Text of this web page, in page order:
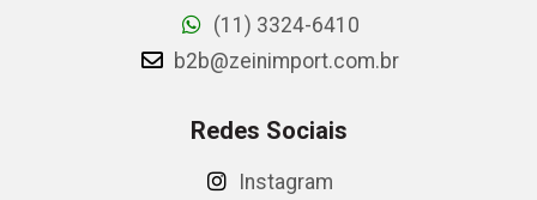
(11) 3324-6410
b2b@zeinimport.com.br
Redes Sociais
Instagram